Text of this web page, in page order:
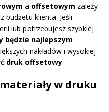
a offsetowym zależy
budżetu klienta. Jeśli
lub potrzebujesz szybkiej
będzie najlepszym
nakładów i wysokiej
druk offsetowy.
w druku